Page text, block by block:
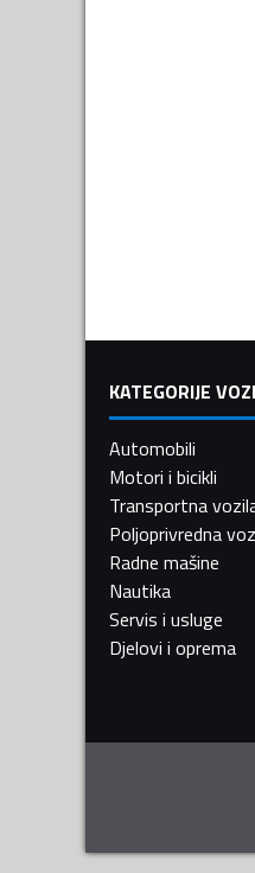
KATEGORIJE
Automobili
Motori i bicikli
Transportna
Poljoprivredna
Radne mašine
Nautika
Servis i usluge
Djelovi i oprema